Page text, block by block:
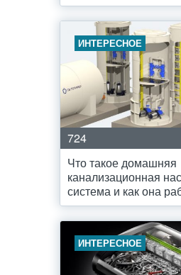
ИНТЕРЕСНОЕ
724
Что такое домашняя
канализационная
система и как она
ИНТЕРЕСНОЕ